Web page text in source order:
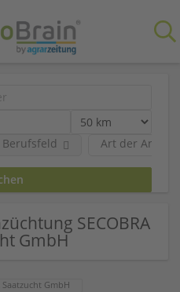
Art der
Berufsfeld
SECOBRA
GmbH
Saatzucht GmbH